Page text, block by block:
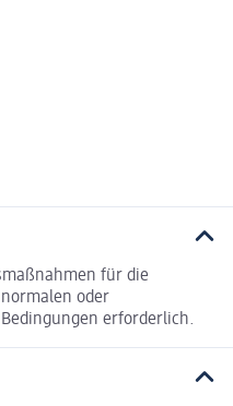
für die
oder
erforderlich.